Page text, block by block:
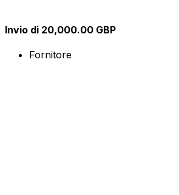
Invio di 20,000.00 GBP
Fornitore